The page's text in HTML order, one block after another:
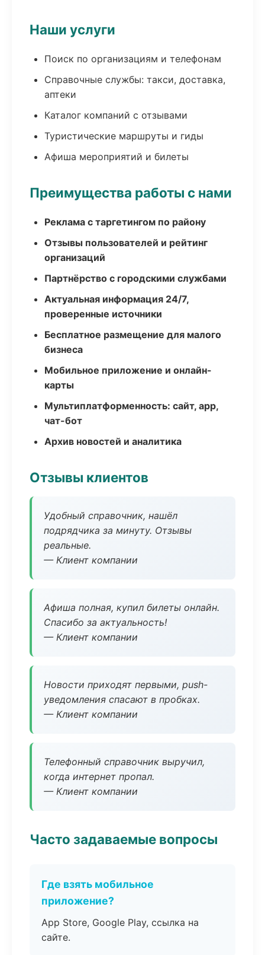
Наши услуги
Поиск по организациям и телефонам
Справочные службы: такси, доставка,
аптеки
Каталог компаний с отзывами
Туристические маршруты и гиды
Афиша мероприятий и билеты
Преимущества работы с нами
Реклама с таргетингом по району
Отзывы пользователей и рейтинг
организаций
Партнёрство с городскими службами
Актуальная информация 24/7,
проверенные источники
Бесплатное размещение для малого
бизнеса
Мобильное приложение и онлайн-
карты
Мультиплатформенность: сайт, app,
чат-бот
Архив новостей и аналитика
Отзывы клиентов
Удобный справочник, нашёл
подрядчика за минуту. Отзывы
реальные.
— Клиент компании
Афиша полная, купил билеты онлайн.
Спасибо за актуальность!
— Клиент компании
Новости приходят первыми, push-
уведомления спасают в пробках.
— Клиент компании
Телефонный справочник выручил,
когда интернет пропал.
— Клиент компании
Часто задаваемые вопросы
Где взять мобильное
приложение?
App Store, Google Play, ссылка на
сайте.